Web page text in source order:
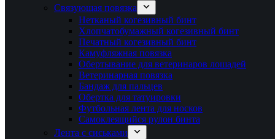
Связующая повязка
Нетканый когезивный бинт
Хлопчатобумажный когезивный бинт
Печатный когезивный бинт
Камуфляжная повязка
Обертывание для ветеринаров лошадей
Ветеринарная повязка
Бандаж для пальцев
Обертка для татуировки
Футбольная лента для носков
Самоклеящийся рулон бинта
Лента с сиськами